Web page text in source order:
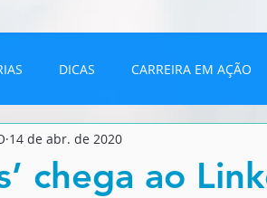
DICAS CARREIRA EM AÇÃO
VÍDEOS
chega ao
14 de abr. de 2020